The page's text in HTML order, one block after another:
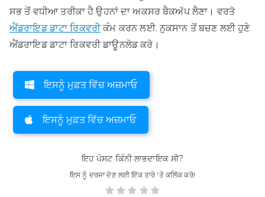
ਸਭ ਤੋਂ ਵਧੀਆ ਤਰੀਕਾ ਹੈ ਉਹਨਾਂ ਦਾ ਅਕਸਰ ਬੈਕਅੱਪ ਲੈਣਾ। ਵਰਤੋ
ਐਂਡਰਾਇਡ ਡਾਟਾ ਰਿਕਵਰੀਕੰਮ ਕਰਨ ਲਈ. ਨੁਕਸਾਨ ਤੋਂ ਬਚਣ ਲਈ ਹੁਣੇ
ਐਂਡਰਾਇਡ ਡਾਟਾ ਰਿਕਵਰੀ ਡਾਊਨਲੋਡ ਕਰੋ।
ਇਸਨੂੰ ਮੁਫ਼ਤ ਵਿੱਚ ਅਜ਼ਮਾਓ
ਇਸਨੂੰ ਮੁਫ਼ਤ ਵਿੱਚ ਅਜ਼ਮਾਓ
ਇਹ ਪੋਸਟ ਕਿੰਨੀ ਲਾਭਦਾਇਕ ਸੀ?
ਇਸ ਨੂੰ ਦਰਜਾ ਦੇਣ ਲਈ ਇੱਕ ਤਾਰੇ 'ਤੇ ਕਲਿੱਕ ਕਰੋ!